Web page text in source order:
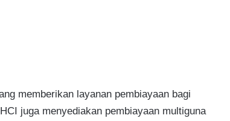
memberikan layanan pembiayaan bagi
juga menyediakan pembiayaan multiguna